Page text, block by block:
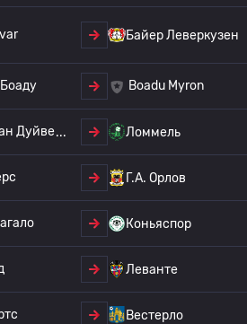
Байер Леверкузен
Boadu Myron
Дуйве Ломмель
Г.А. Орлов
Коньяспор
Леванте
Вестерло